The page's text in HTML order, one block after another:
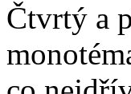
Čtvrtý a